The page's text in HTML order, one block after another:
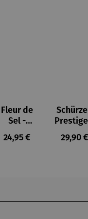
Fleur de
Sel -
Geschenk
box
Regulärer Preis:
24,95 €
Schürze |
Disney
29,90 €